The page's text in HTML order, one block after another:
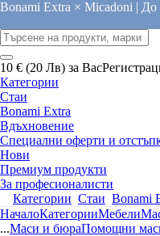
Bonami Extra × Micadoni | До
10 € (20 Лв) за Вас
Категории
Стаи
Bonami Extra
Вдъхновение
Специални оферти и
Нови
Премиум продукти
За професионалисти
Категории Стаи Bonami
НачалоКатегорииМебели
...Маси и бюраПомощни